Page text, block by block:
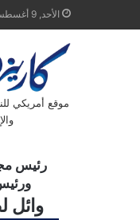
الأحد, 9 أغسطس 2026
موقع أمريكي
رئيس
وائل